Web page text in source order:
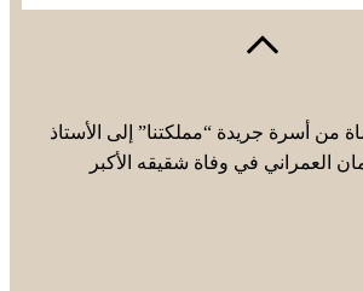
من أسرة جريدة “مملكتنا” إلى الأستاذ
العمراني في وفاة شقيقه الأكبر